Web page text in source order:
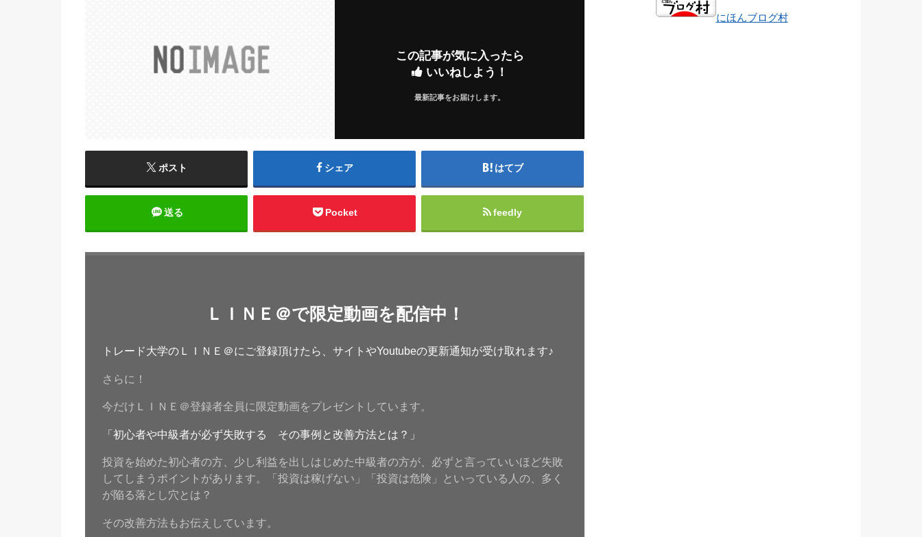
この記事が気に入ったら
いいねしよう！
最新記事をお届けします。
ポスト シェア はてブ
送る Pocket feedly
ＬＩＮＥ＠で限定動画を配信中！
トレード大学のＬＩＮＥ＠にご登録頂けたら、サイトやYoutubeの更新通知が受け取れます♪
さらに！
今だけＬＩＮＥ＠登録者全員に限定動画をプレゼントしています。
「初心者や中級者が必ず失敗する その事例と改善方法とは？」
投資を始めた初心者の方、少し利益を出しはじめた中級者の方が、必ずと言っていいほど失敗
してしまうポイントがあります。「投資は稼げない」「投資は危険」といっている人の、多く
が陥る落とし穴とは？
その改善方法もお伝えしています。
にほんブログ村